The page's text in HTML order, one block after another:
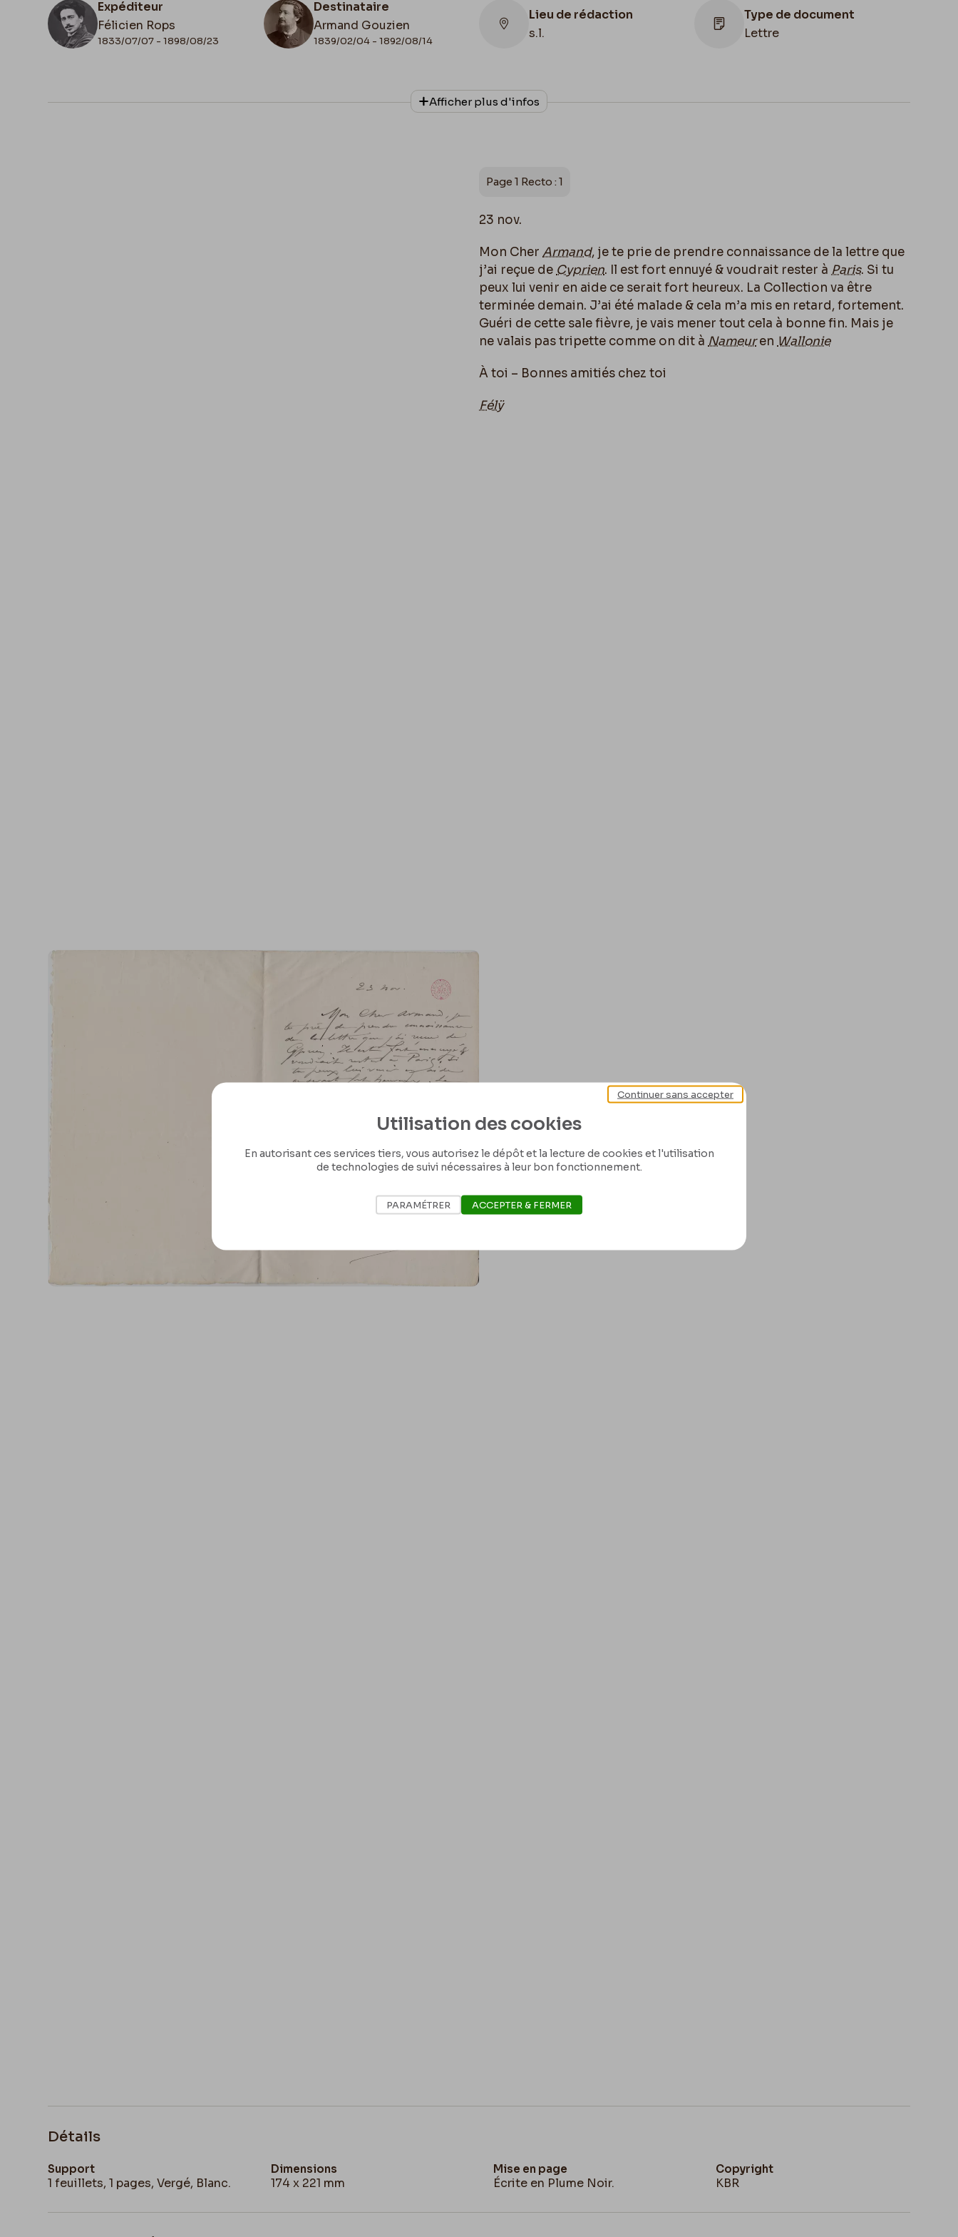
Expéditeur
Félicien Rops
1833/07/07 - 1898/08/23
Destinataire
Armand Gouzien
1839/02/04 - 1892/08/14
Lieu de rédaction
s.l.
Type de document
Lettre
N° d'inventaire
Collationnage
Date de fin
Belgique, Bruxelles,
Afficher plus d'infos
Page 1 Recto : 1
23 nov.
Mon Cher Armand, je te prie de prendre connaissance de la lettre que
j’ai reçue de Cyprien. Il est fort ennuyé & voudrait rester à Paris. Si tu
peux lui venir en aide ce serait fort heureux. La Collection va être
terminée demain. J’ai été malade & cela m’a mis en retard, fortement.
Guéri de cette sale fièvre, je vais mener tout cela à bonne fin. Mais je
ne valais pastripette comme on dit à Nameuren Wallonie
À toi – Bonnes amitiés chez toi
Félÿ
Lire la suite
Détails
Support
1 feuillets, 1 pages, Vergé, Blanc.
Dimensions
174 x 221 mm
Mise en page
Écrite en Plume Noir.
Copyright
KBR
Utilisation des cookies
En autorisant ces services tiers, vous autorisez le dépôt et la lecture de cookies et l'utilisation
de technologies de suivi nécessaires à leur bon fonctionnement.
Continuer sans accepter
PARAMÉTRER ACCEPTER & FERMER